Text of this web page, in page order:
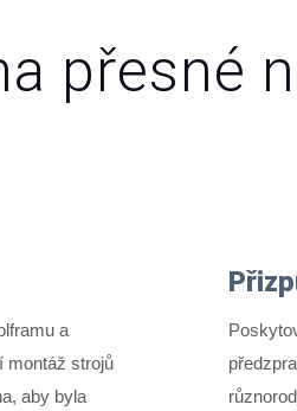
přesné
a
montáž strojů
aby byla